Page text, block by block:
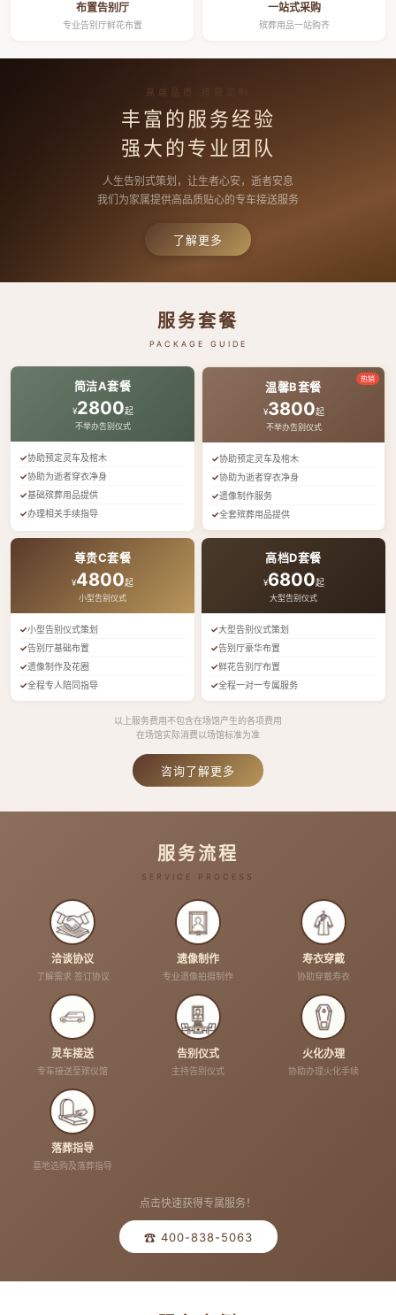
布置告别厅
专业告别厅鲜花布置
一站式采购
殡葬用品一站购齐
高端品质 按需定制
丰富的服务经验
强大的专业团队
人生告别式策划，让生者心安，逝者安息
我们为家属提供高品质贴心的专车接送服务
了解更多
服务套餐
PACKAGE GUIDE
简洁A套餐
¥2800起
不举办告别仪式
协助预定灵车及棺木
协助为逝者穿衣净身
基础殡葬用品提供
办理相关手续指导
热销
温馨B套餐
¥3800起
不举办告别仪式
协助预定灵车及棺木
协助为逝者穿衣净身
遗像制作服务
全套殡葬用品提供
尊贵C套餐
¥4800起
小型告别仪式
小型告别仪式策划
告别厅基础布置
遗像制作及花圈
全程专人陪同指导
高档D套餐
¥6800起
大型告别仪式
大型告别仪式策划
告别厅豪华布置
鲜花告别厅布置
全程一对一专属服务
以上服务费用不包含在场馆产生的各项费用
在场馆实际消费以场馆标准为准
咨询了解更多
服务流程
SERVICE PROCESS
洽谈协议
了解需求 签订协议
遗像制作
专业遗像拍摄制作
寿衣穿戴
协助穿戴寿衣
灵车接送
专车接送至殡仪馆
告别仪式
主持告别仪式
火化办理
协助办理火化手续
落葬指导
墓地选购及落葬指导
点击快速获得专属服务！
☎ 400-838-5063